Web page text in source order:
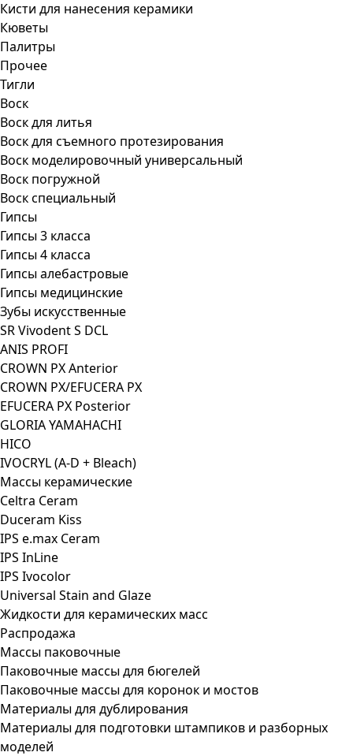
Кисти для нанесения керамики
Кюветы
Палитры
Прочее
Тигли
Воск
Воск для литья
Воск для съемного протезирования
Воск моделировочный универсальный
Воск погружной
Воск специальный
Гипсы
Гипсы 3 класса
Гипсы 4 класса
Гипсы алебастровые
Гипсы медицинские
Зубы искусственные
SR Vivodent S DCL
ANIS PROFI
CROWN PX Anterior
CROWN PX/EFUCERA PX
EFUCERA PX Posterior
GLORIA YAMAHACHI
HICO
IVOCRYL (A-D + Bleach)
Массы керамические
Celtra Ceram
Duceram Kiss
IPS e.max Ceram
IPS InLine
IPS Ivocolor
Universal Stain and Glaze
Жидкости для керамических масс
Распродажа
Массы паковочные
Паковочные массы для бюгелей
Паковочные массы для коронок и мостов
Материалы для дублирования
Материалы для подготовки штампиков и разборных
моделей